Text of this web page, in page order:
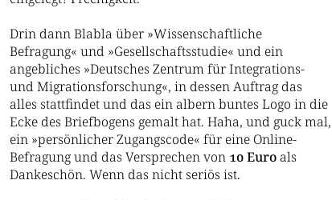
Drin dann Blabla über »Wissenschaftliche
Befragung« und »Gesellschaftsstudie« und ein
angebliches »Deutsches Zentrum für Integrations-
und Migrationsforschung«, in dessen Auftrag das
alles stattfindet und das ein albern buntes Logo in die
Ecke des Briefbogens gemalt hat. Haha, und guck mal,
ein »persönlicher Zugangscode« für eine Online-
Befragung und das Versprechen von 10 Euroals
Dankeschön. Wenn das nicht seriös ist.